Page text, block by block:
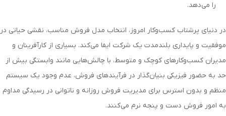
را می‌دهد.
در دنیای پرشتاب کسب‌وکار امروز، انتخاب مدل فروش مناسب، نقشی حیاتی در
موفقیت و پایداری بلندمدت یک شرکت ایفا می‌کند. بسیاری از کارآفرینان و
مدیران کسب‌وکارهای کوچک و متوسط، با چالش‌هایی مانند وابستگی بیش از
حد به حضور فیزیکی بنیان‌گذار در فرآیندهای فروش، عدم وجود یک سیستم
منظم و بدون استرس برای مدیریت فروش روزانه و ناتوانی در رسیدگی مداوم
به امور فروش دست و پنجه نرم می‌کنند.